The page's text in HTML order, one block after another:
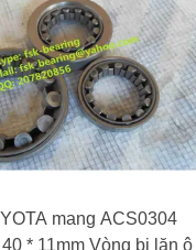
mang ACS0304
* 11mm Vòng bi lăn ô